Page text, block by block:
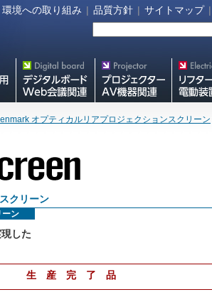
環境への取り組み | 品質方針 | サイトマップ |
器関連製品
置各種
オプティカルリアプロジェクションスクリーン
クリーン
ーン
した
生 産 完 了 品